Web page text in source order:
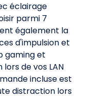
éclairage
parmi 7
également la
d'impulsion et
gaming et
de vos LAN
incluse est
distraction lors